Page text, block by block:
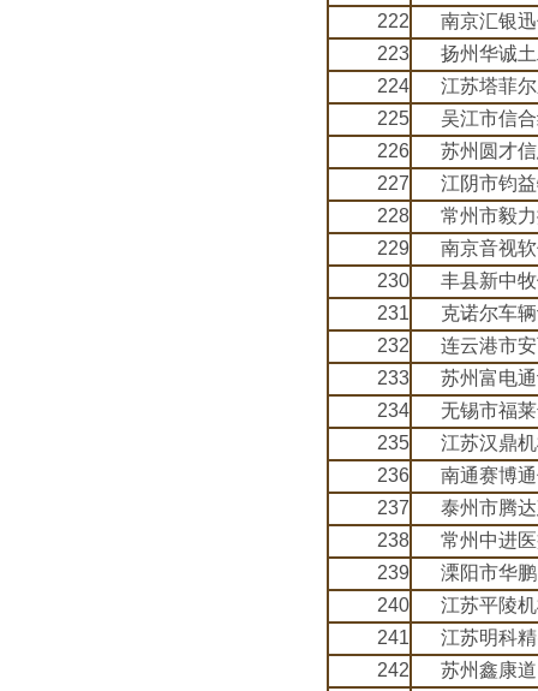
222
南京汇银
223
扬州华诚
224
江苏塔菲
225
吴江市信
226
苏州圆才
227
江阴市钧
228
常州市毅
229
南京音视
230
丰县新中
231
克诺尔车
232
连云港市
233
苏州富电
234
无锡市福
235
江苏汉鼎
236
南通赛博
237
泰州市腾
238
常州中进
239
溧阳市华
240
江苏平陵
241
江苏明科
242
苏州鑫康